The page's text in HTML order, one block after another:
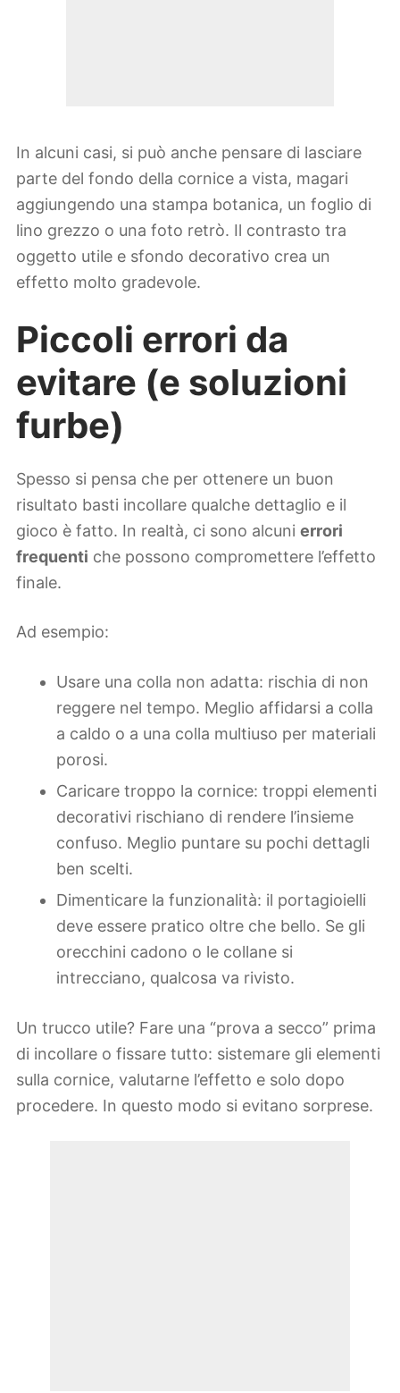
In alcuni casi, si può anche pensare di lasciare
parte del fondo della cornice a vista, magari
aggiungendo una stampa botanica, un foglio di
lino grezzo o una foto retrò. Il contrasto tra
oggetto utile e sfondo decorativo crea un
effetto molto gradevole.
Piccoli errori da
evitare (e soluzioni
furbe)
Spesso si pensa che per ottenere un buon
risultato basti incollare qualche dettaglio e il
gioco è fatto. In realtà, ci sono alcuni errori
frequenti che possono compromettere l’effetto
finale.
Ad esempio:
Usare una colla non adatta: rischia di non
reggere nel tempo. Meglio affidarsi a colla
a caldo o a una colla multiuso per materiali
porosi.
Caricare troppo la cornice: troppi elementi
decorativi rischiano di rendere l’insieme
confuso. Meglio puntare su pochi dettagli
ben scelti.
Dimenticare la funzionalità: il portagioielli
deve essere pratico oltre che bello. Se gli
orecchini cadono o le collane si
intrecciano, qualcosa va rivisto.
Un trucco utile? Fare una “prova a secco” prima
di incollare o fissare tutto: sistemare gli elementi
sulla cornice, valutarne l’effetto e solo dopo
procedere. In questo modo si evitano sorprese.